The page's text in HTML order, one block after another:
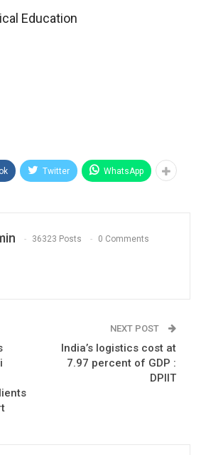
Education
Twitter WhatsApp
36323 Posts 0 Comments
NEXT POST
India’s logistics cost at
7.97 percent of GDP :
DPIIT